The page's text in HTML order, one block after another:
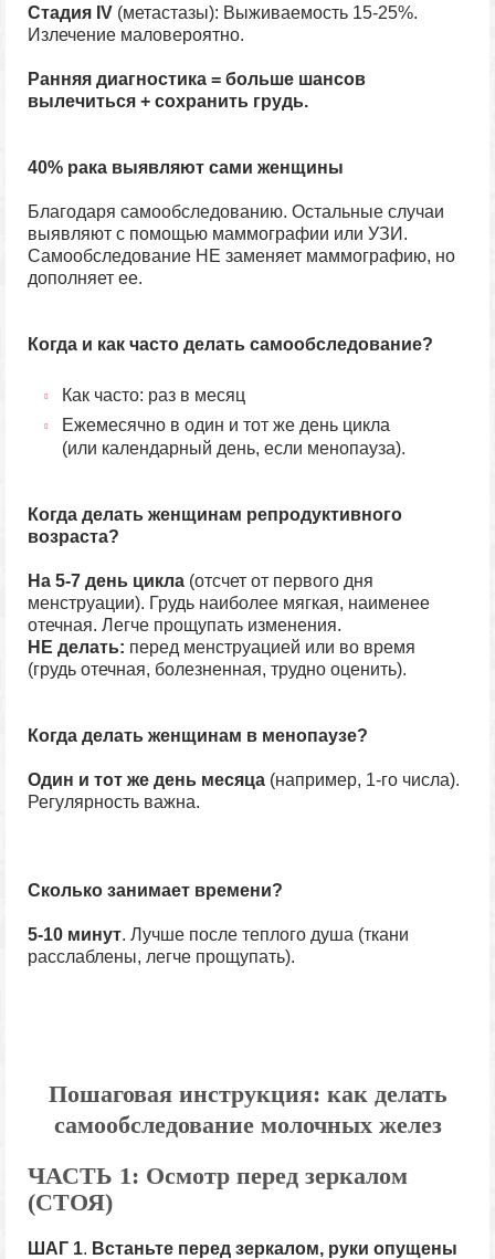
Стадия IV (метастазы): Выживаемость 15-25%.
Излечение маловероятно.
Ранняя диагностика = больше шансов
вылечиться + сохранить грудь.
40% рака выявляют сами женщины
Благодаря самообследованию. Остальные случаи
выявляют с помощью маммографии или УЗИ.
Самообследование НЕ заменяет маммографию, но
дополняет ее.
Когда и как часто делать самообследование?
Как часто: раз в месяц
Ежемесячно в один и тот же день цикла
(или календарный день, если менопауза).
Когда делать женщинам репродуктивного
возраста?
На 5-7 день цикла (отсчет от первого дня
менструации). Грудь наиболее мягкая, наименее
отечная. Легче прощупать изменения.
НЕ делать: перед менструацией или во время
(грудь отечная, болезненная, трудно оценить).
Когда делать женщинам в менопаузе?
Один и тот же день месяца (например, 1-го числа).
Регулярность важна.
Сколько занимает времени?
5-10 минут. Лучше после теплого душа (ткани
расслаблены, легче прощупать).
Пошаговая инструкция: как делать
самообследование молочных желез
ЧАСТЬ 1: Осмотр перед зеркалом
(СТОЯ)
ШАГ 1. Встаньте перед зеркалом, руки опущены